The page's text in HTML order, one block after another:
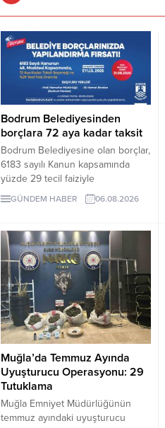
Bodrum Belediyesinden
borçlara 72 aya kadar taksit
Bodrum Belediyesine olan borçlar,
6183 sayılı Kanun kapsamında
yüzde 29 tecil faiziyle
taksitlendirilebilecek. Gerçek
kişiler için 48 aya, belirli koşulları
kadar taksit uygulanacak. Son
başvuru tarihi 31 Ağustos 2026.
GÜNDEM HABER 06.08.2026
Muğla’da Temmuz Ayında
Uyuşturucu Operasyonu: 29
Tutuklama
Muğla Emniyet Müdürlüğünün
temmuz ayındaki uyuşturucu